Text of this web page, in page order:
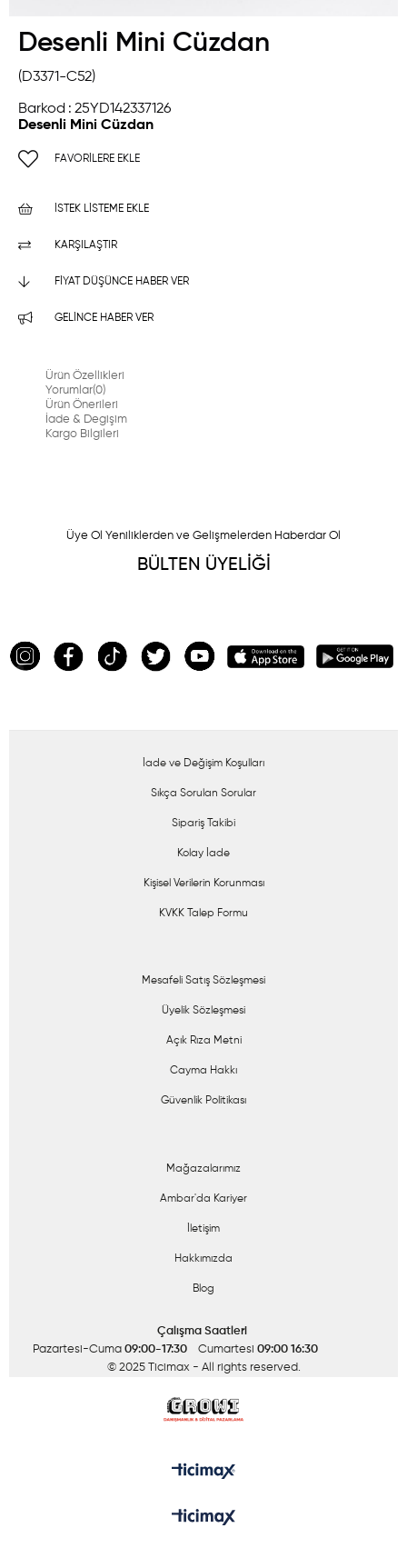
Desenli Mini Cüzdan
(D3371-C52)
Barkod : 25YD142337126
Desenli Mini Cüzdan
FAVORILERE EKLE
İSTEK LISTEME EKLE
KARŞILAŞTIR
FIYAT DÜŞÜNCE HABER VER
GELINCE HABER VER
Ürün Özellikleri
Yorumlar(0)
Ürün Önerileri
İade & Degişim
Kargo Bilgileri
Üye Ol Yeniliklerden ve Gelişmelerden Haberdar Ol
BÜLTEN ÜYELİĞİ
İade ve Değişim Koşulları
Sıkça Sorulan Sorular
Sipariş Takibi
Kolay İade
Kişisel Verilerin Korunması
KVKK Talep Formu
Mesafeli Satış Sözleşmesi
Üyelik Sözleşmesi
Açık Rıza Metni
Cayma Hakkı
Güvenlik Politikası
Mağazalarımız
Ambar'da Kariyer
İletişim
Hakkımızda
Blog
Çalışma Saatleri
Pazartesi-Cuma 09:00-17:30 Cumartesi 09:00 16:30
© 2025 Ticimax - All rights reserved.